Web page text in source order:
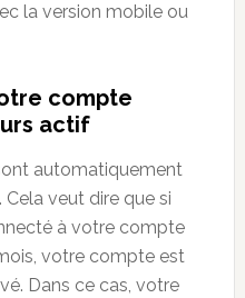
la version mobile ou
compte
actif
automatiquement
veut dire que si
à votre compte
votre compte est
Dans ce cas, votre